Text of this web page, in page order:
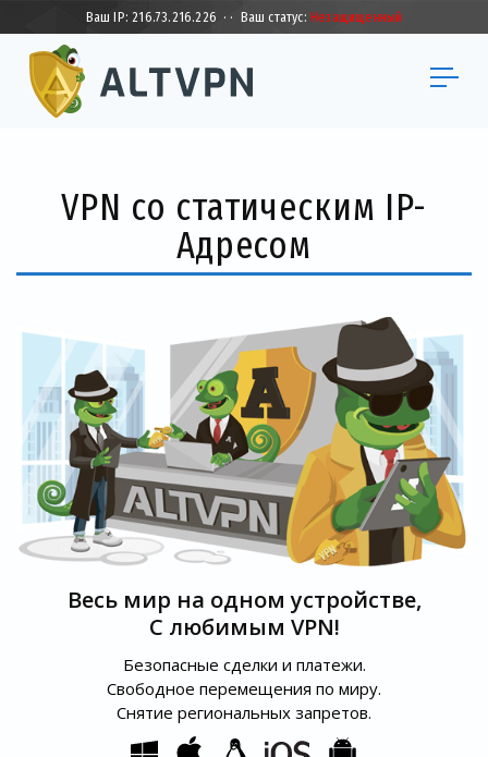
Ваш IP:216.73.216.226 · · Ваш статус:Незащищенный
VPN со статическим IP-
Адресом
Весь мир на одном устройстве,
С любимым VPN!
Безопасные сделки и платежи.
Свободное перемещения по миру.
Снятие региональных запретов.